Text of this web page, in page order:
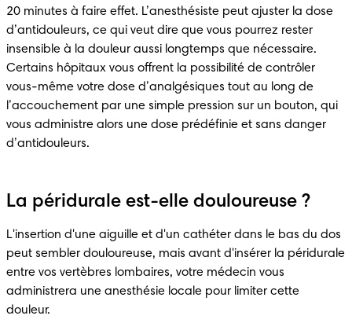
20 minutes à faire effet. L’anesthésiste peut ajuster la dose
d’antidouleurs, ce qui veut dire que vous pourrez rester
insensible à la douleur aussi longtemps que nécessaire.
Certains hôpitaux vous offrent la possibilité de contrôler
vous-même votre dose d’analgésiques tout au long de
l’accouchement par une simple pression sur un bouton, qui
vous administre alors une dose prédéfinie et sans danger
d’antidouleurs.
La péridurale est-elle douloureuse ?
L'insertion d'une aiguille et d'un cathéter dans le bas du dos
peut sembler douloureuse, mais avant d'insérer la péridurale
entre vos vertèbres lombaires, votre médecin vous
administrera une anesthésie locale pour limiter cette